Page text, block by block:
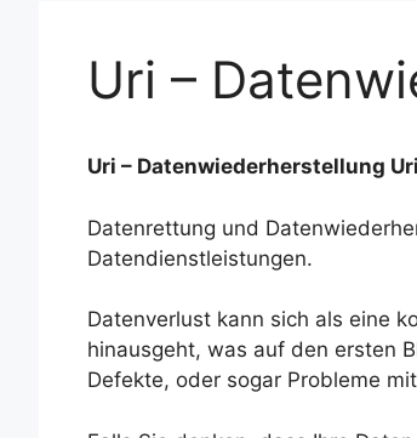
Uri –
Uri – Datenwiederherstellung
Datenrettung und
Datendienstleistungen.
Datenverlust kann sich als eine
hinausgeht, was auf den ersten
Defekte, oder sogar Probleme